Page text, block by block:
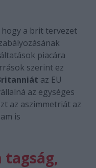
a brit tervezet
piacára
szerint ez
az EU
az egységes
az aszimmetriát az
is
tagság,